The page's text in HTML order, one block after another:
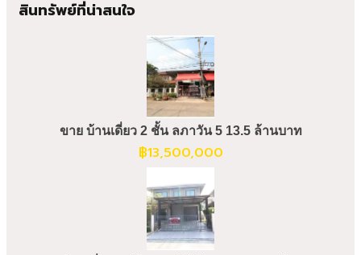
สินทรัพย์ที่น่าสนใจ
ขาย บ้านเดี่ยว 2 ชั้น ลภาวัน 5 13.5 ล้านบาท
฿13,500,000